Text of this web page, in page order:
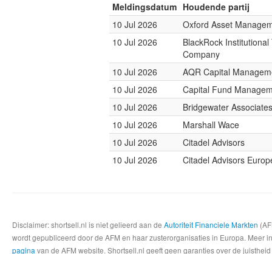
Meldingsdatum Houdende partij
10 Jul 2026
Oxford Asset
10 Jul 2026
BlackRock Institutional
Company
10 Jul 2026
AQR Capital
10 Jul 2026
Capital Fund
10 Jul 2026
Bridgewater Associates
10 Jul 2026
Marshall Wace
10 Jul 2026
Citadel Advisors
10 Jul 2026
Citadel Advisors
Disclaimer: shortsell.nl is niet gelieerd aan de Autoriteit Financiele Markten
wordt gepubliceerd door de AFM en haar zusterorganisaties in Europa.
pagina van de AFM website. Shortsell.nl geeft geen garanties over de